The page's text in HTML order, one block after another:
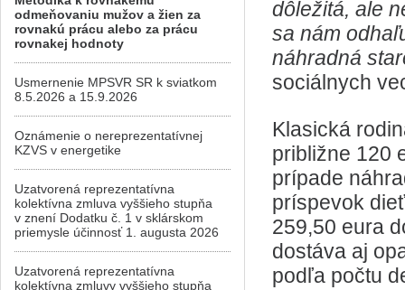
dôležitá, ale
sa nám
náhradná
sociálnych
Klasická
približne 120
prípade
príspevok
259,50 eura
dostáva aj
podľa počtu
odmeňovaniu mužov a žien za
rovnakú prácu alebo za prácu
rovnakej hodnoty
Usmernenie MPSVR SR k sviatkom
8.5.2026 a 15.9.2026
Oznámenie o nereprezentatívnej
KZVS v energetike
Uzatvorená reprezentatívna
kolektívna zmluva vyššieho stupňa
v znení Dodatku č. 1 v sklárskom
priemysle účinnosť 1. augusta 2026
Uzatvorená reprezentatívna
kolektívna zmluvy vyššieho stupňa